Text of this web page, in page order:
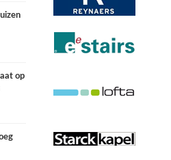
op